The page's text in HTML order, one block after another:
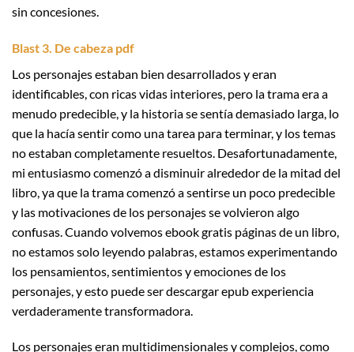
sin concesiones.
Blast 3. De cabeza pdf
Los personajes estaban bien desarrollados y eran
identificables, con ricas vidas interiores, pero la trama era a
menudo predecible, y la historia se sentía demasiado larga, lo
que la hacía sentir como una tarea para terminar, y los temas
no estaban completamente resueltos. Desafortunadamente,
mi entusiasmo comenzó a disminuir alrededor de la mitad del
libro, ya que la trama comenzó a sentirse un poco predecible
y las motivaciones de los personajes se volvieron algo
confusas. Cuando volvemos ebook gratis páginas de un libro,
no estamos solo leyendo palabras, estamos experimentando
los pensamientos, sentimientos y emociones de los
personajes, y esto puede ser descargar epub experiencia
verdaderamente transformadora.
Los personajes eran multidimensionales y complejos, como